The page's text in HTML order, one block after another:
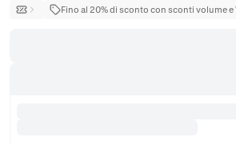
Fino al 20% di sconto con sconti volume e